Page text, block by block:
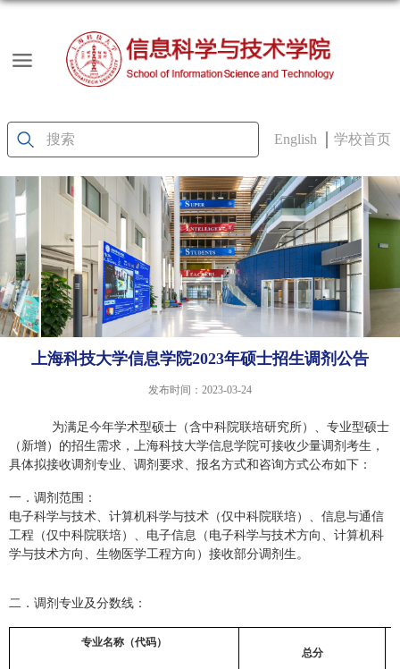
English 学校首页
上海科技大学信息学院2023年硕士招生调剂公告
发布时间：2023-03-24
为满足今年学术型硕士（含中科院联培研究所）、专业型硕士
（新增）的招生需求，上海科技大学信息学院可接收少量调剂考生，
具体拟接收调剂专业、调剂要求、报名方式和咨询方式公布如下：
一．调剂范围：
电子科学与技术、计算机科学与技术（仅中科院联培）、信息与通信
工程（仅中科院联培）、电子信息（电子科学与技术方向、计算机科
学与技术方向、生物医学工程方向）接收部分调剂生。
二．调剂专业及分数线：
专业名称（代码）
总分